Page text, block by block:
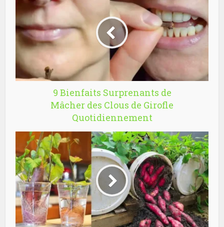
9 Bienfaits Surprenants de
Mâcher des Clous de Girofle
Quotidiennement